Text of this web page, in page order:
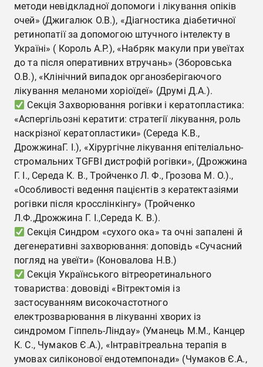
методи невідкладної допомоги і лікування опіків
очей» (Джигалюк О.В.), «Діагностика діабетичної
ретинопатії за допомогою штучного інтелекту в
Україні» ( Король А.Р.), «Набряк макули при увеїтах
до та після оперативних втручань» (Зборовська
О.В.), «Клінічний випадок органозберігаючого
лікування меланоми хоріоїдеї» (Друмі Д.А.).
Секція Захворювання рогівки і кератопластика:
«Аспергільозні кератити: стратегії лікування, роль
наскрізної кератопластики» (Середа К.В.,
ДрожжинаГ. І.), «Хірургічне лікування епітеліально-
стромальних TGFBI дистрофій рогівки», (Дрожжина
Г. І., Середа К. В., Тройченко Л. Ф., Грозова М. О.).,
«Особливості ведення пацієнтів з кератектазіями
рогівки після кросслінкінгу» (Тройченко
Л.Ф.,Дрожжина Г. І.,Середа К. В.).
Секція Синдром «сухого ока» та очні запалені й
дегенеративні захворювання: доповідь «Сучасний
погляд на увеїти» (Коновалова Н.В.)
Секція Українського вітреоретинального
товариства: дововіді «Вітректомія із
застосуванням високочастотного
електрозварювання в лікуванні хворих із
синдромом Гіппель-Ліндау» (Уманець М.М., Канцер
К. С., Чумаков Є.А.), «Інтравітреальна терапія в
умовах силіконової ендотемпонади» (Чумаков Є.А.,